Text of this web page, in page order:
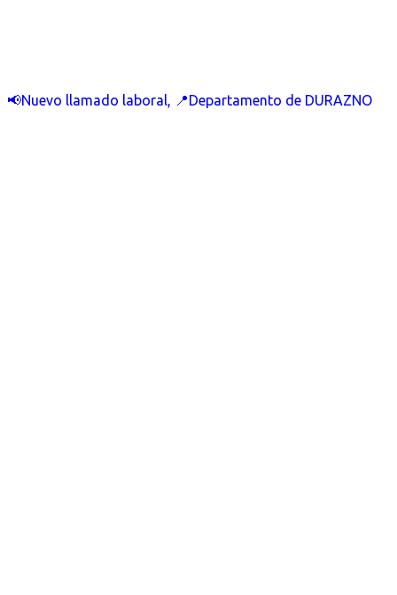
📢Nuevo llamado laboral, 📍Departamento de DURAZNO